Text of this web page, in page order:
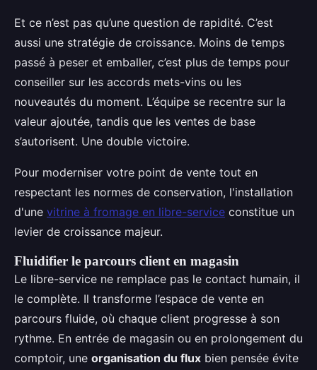
Et ce n’est pas qu’une question de rapidité. C’est
aussi une stratégie de croissance. Moins de temps
passé à peser et emballer, c’est plus de temps pour
conseiller sur les accords mets-vins ou les
nouveautés du moment. L’équipe se recentre sur la
valeur ajoutée, tandis que les ventes de base
s’autorisent. Une double victoire.
Pour moderniser votre point de vente tout en
respectant les normes de conservation, l'installation
d'une vitrine à fromage en libre-service constitue un
levier de croissance majeur.
Fluidifier le parcours client en magasin
Le libre-service ne remplace pas le contact humain, il
le complète. Il transforme l’espace de vente en
parcours fluide, où chaque client progresse à son
rythme. En entrée de magasin ou en prolongement du
comptoir, une organisation du flux bien pensée évite